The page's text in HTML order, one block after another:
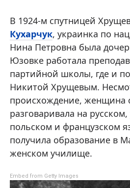
В 1924-м спутницей
Кухарчук, украинка по
Нина Петровна была
Юзовке работала
партийной школы, где и
Никитой Хрущевым.
происхождение, женщина
разговаривала на
польском и французском
получила образование в
женском училище.
Embed from Getty Images